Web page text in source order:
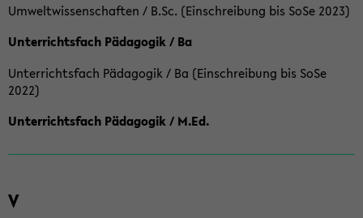
Umweltwissenschaften / B.Sc. (Einschreibung bis SoSe 2023)
Unterrichtsfach Pädagogik / Ba
Unterrichtsfach Pädagogik / Ba (Einschreibung bis SoSe
2022)
Unterrichtsfach Pädagogik / M.Ed.
V